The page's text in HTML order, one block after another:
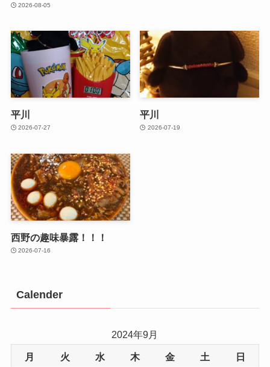
2026-08-05
平川
2026-07-27
平川
2026-07-19
西野の趣味暴露！！！
2026-07-16
Calender
2024年9月
月 火 水 木 金 土 日